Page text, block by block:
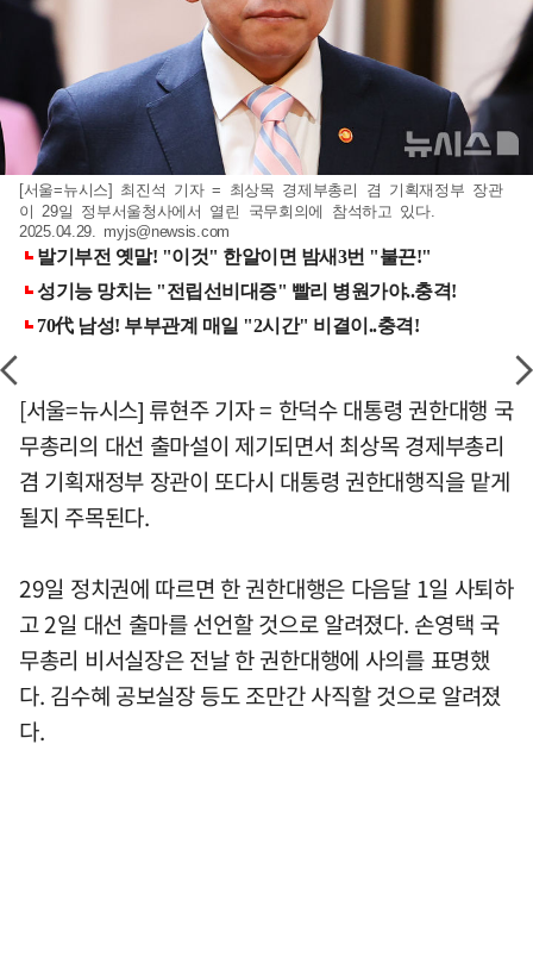
[서울=뉴시스] 최진석 기자 = 최상목 경제부총리 겸 기획재정부 장관
이 29일 정부서울청사에서 열린 국무회의에 참석하고 있다.
2025.04.29. myjs@newsis.com
[서울=뉴시스] 류현주 기자 = 한덕수 대통령 권한대행 국
무총리의 대선 출마설이 제기되면서 최상목 경제부총리
겸 기획재정부 장관이 또다시 대통령 권한대행직을 맡게
될지 주목된다.
29일 정치권에 따르면 한 권한대행은 다음달 1일 사퇴하
고 2일 대선 출마를 선언할 것으로 알려졌다. 손영택 국
무총리 비서실장은 전날 한 권한대행에 사의를 표명했
다. 김수혜 공보실장 등도 조만간 사직할 것으로 알려졌
다.